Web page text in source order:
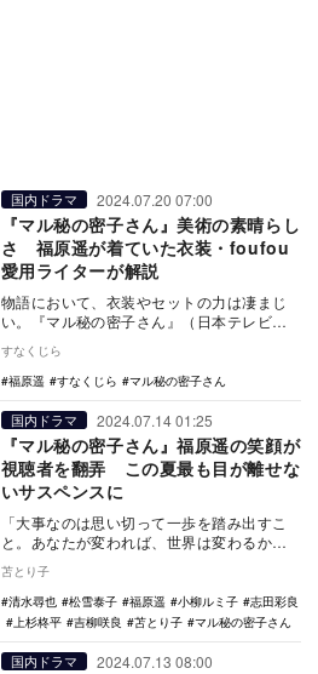
国内ドラマ 2024.07.20 07:00
『マル秘の密子さん』美術の素晴らし
さ 福原遥が着ていた衣装・foufou
愛用ライターが解説
物語において、衣装やセットの力は凄まじ
い。『マル秘の密子さん』（日本テレビ
術によって、現代…
すなくじら
福原遥
すなくじら マル秘の密子さん
国内ドラマ 2024.07.14 01:25
『マル秘の密子さん』福原遥の笑顔が
視聴者を翻弄 この夏最も目が離せな
いサスペンスに
「大事なのは思い切って一歩を踏み出すこ
と。あなたが変われば、世界は変わるか
を変えてくれ…
苫とり子
清水尋也
松雪泰子 福原遥 小柳ルミ子
志田彩良
上杉柊平
吉柳咲良 苫とり子 マル秘の密子さん
国内ドラマ 2024.07.13 08:00